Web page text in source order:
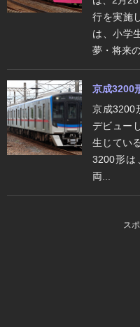
行を実施
は、小学
夢・将来
京成3200
京成3200
デビュー
生じてい
3200形
両...
ス